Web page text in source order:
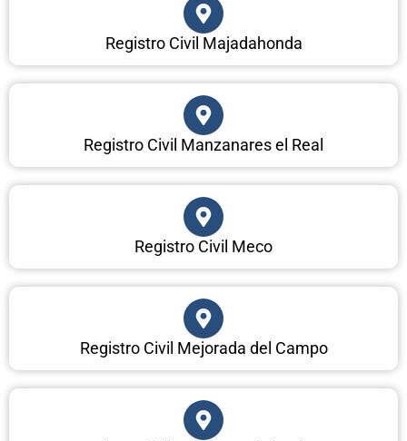
Registro Civil Majadahonda
Registro Civil Manzanares el Real
Registro Civil Meco
Registro Civil Mejorada del Campo